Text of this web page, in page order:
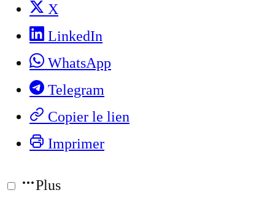
X
LinkedIn
WhatsApp
Telegram
Copier le lien
Imprimer
Plus